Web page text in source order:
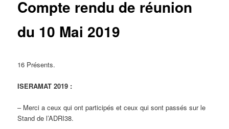
Compte rendu de réunion
du 10 Mai 2019
16 Présents.
ISERAMAT 2019 :
– Merci a ceux qui ont participés et ceux qui sont passés sur le
Stand de l’ADRI38.